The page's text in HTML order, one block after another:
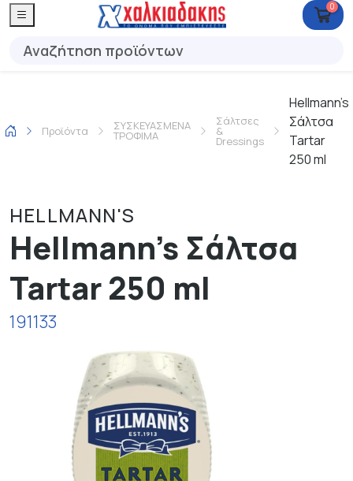
0
Προϊόντα ΣΥΣΚΕΥΑΣΜΕΝΑ
ΤΡΟΦΙΜΑ
Σάλτσες
&
Dressings
Hellmann's
Σάλτσα
Tartar
250 ml
HELLMANN'S
Hellmann's Σάλτσα
Tartar 250 ml
191133